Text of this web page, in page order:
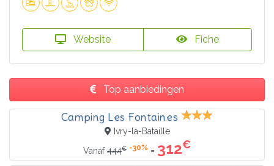
Website Fiche
Top aanbiedingen
Camping Les Fontaines
Ivry-la-Bataille
Vanaf444€ -30% = 312€